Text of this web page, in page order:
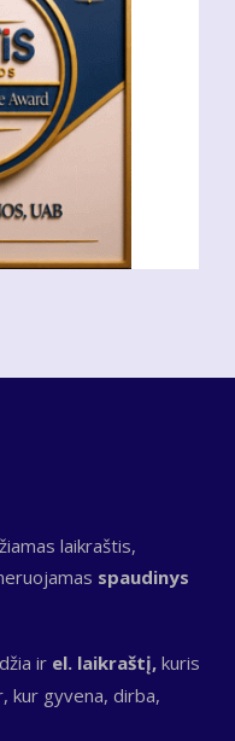
laikraštis,
spaudinys
ir el. laikraštį, kuris
kur gyvena, dirba,